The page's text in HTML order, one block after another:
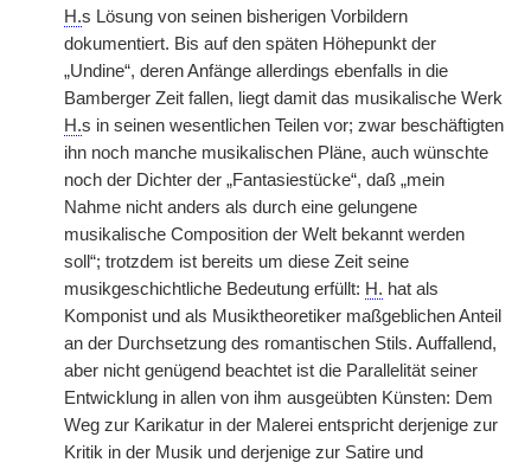
H.s Lösung von seinen bisherigen Vorbildern
dokumentiert. Bis auf den späten Höhepunkt der
„Undine“, deren Anfänge allerdings ebenfalls in die
Bamberger Zeit fallen, liegt damit das musikalische Werk
H.s in seinen wesentlichen Teilen vor; zwar beschäftigten
ihn noch manche musikalischen Pläne, auch wünschte
noch der Dichter der „Fantasiestücke“, daß „mein
Nahme nicht anders als durch eine gelungene
musikalische Composition der Welt bekannt werden
soll“; trotzdem ist bereits um diese Zeit seine
musikgeschichtliche Bedeutung erfüllt: H. hat als
Komponist und als Musiktheoretiker maßgeblichen Anteil
an der Durchsetzung des romantischen Stils. Auffallend,
aber nicht genügend beachtet ist die Parallelität seiner
Entwicklung in allen von ihm ausgeübten Künsten: Dem
Weg zur Karikatur in der Malerei entspricht derjenige zur
Kritik in der Musik und derjenige zur Satire und